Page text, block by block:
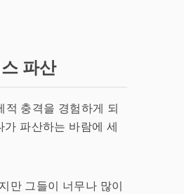
파산
충격을 경험하게 되
파산하는 바람에 세
만 그들이 너무나 많이